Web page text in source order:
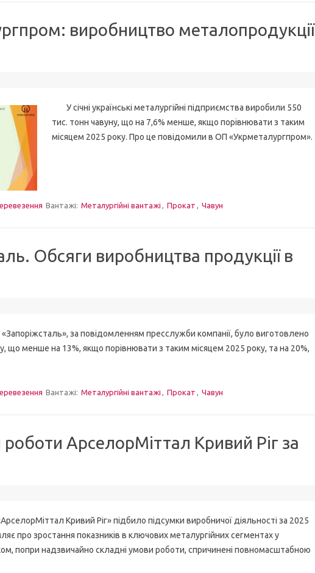
виробництво металопродукції
У січні українські металургійні підприємства виробили 550
тис. тонн чавуну, що на 7,6% менше, якщо порівнювати з таким
місяцем 2025 року. Про це повідомили в ОП «Укрметалургпром».
Вантажі: Металургійні вантажі , Прокат , Чавун
Обсяги виробництва продукції в
за повідомленням пресслужби компанії, було виготовлено
що менше на 13%, якщо порівнювати з таким місяцем 2025 року, та на 20%,
Вантажі: Металургійні вантажі , Прокат , Чавун
АрселорМіттал Кривий Ріг за
Кривий Ріг» підбило підсумки виробничої діяльності за 2025
про зростання показників в ключових металургійних сегментах у
попри надзвичайно складні умови роботи, спричинені повномасштабною